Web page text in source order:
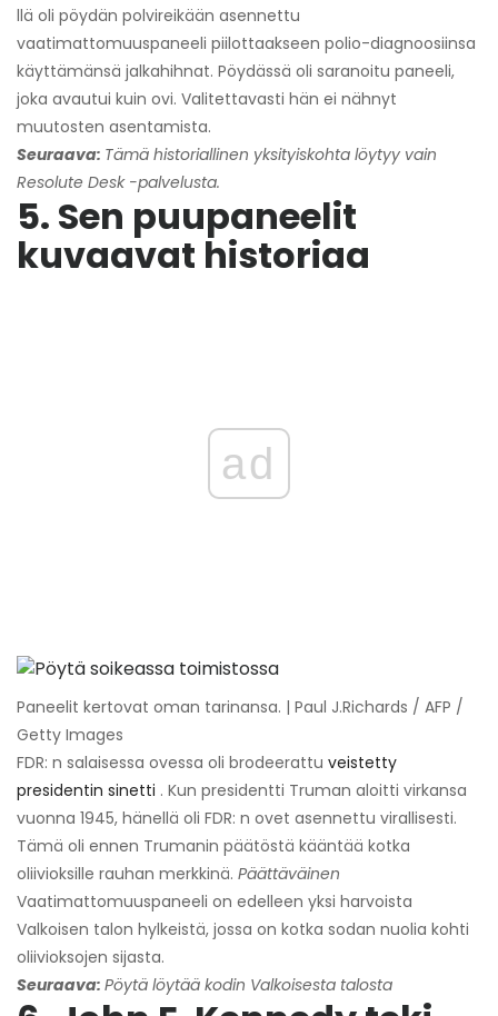
llä oli pöydän polvireikään asennettu
vaatimattomuuspaneeli piilottaakseen polio-diagnoosiinsa
käyttämänsä jalkahihnat. Pöydässä oli saranoitu paneeli,
joka avautui kuin ovi. Valitettavasti hän ei nähnyt
muutosten asentamista.
Seuraava: Tämä historiallinen yksityiskohta löytyy vain
Resolute Desk -palvelusta.
5. Sen puupaneelit
kuvaavat historiaa
ad
Paneelit kertovat oman tarinansa. | Paul J.Richards / AFP /
Getty Images
FDR: n salaisessa ovessa oli brodeerattu veistetty
presidentin sinetti . Kun presidentti Truman aloitti virkansa
vuonna 1945, hänellä oli FDR: n ovet asennettu virallisesti.
Tämä oli ennen Trumanin päätöstä kääntää kotka
oliivioksille rauhan merkkinä. Päättäväinen
Vaatimattomuuspaneeli on edelleen yksi harvoista
Valkoisen talon hylkeistä, jossa on kotka sodan nuolia kohti
oliivioksojen sijasta.
Seuraava: Pöytä löytää kodin Valkoisesta talosta